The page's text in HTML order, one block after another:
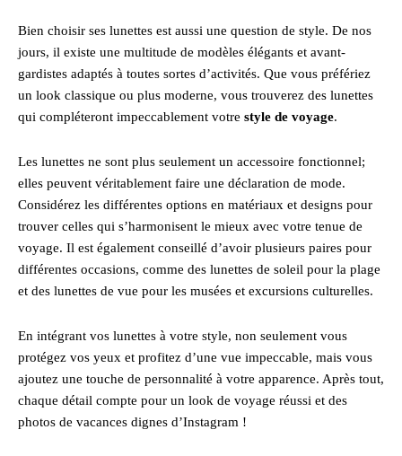
Bien choisir ses lunettes est aussi une question de style. De nos
jours, il existe une multitude de modèles élégants et avant-
gardistes adaptés à toutes sortes d’activités. Que vous préfériez
un look classique ou plus moderne, vous trouverez des lunettes
qui compléteront impeccablement votre style de voyage.
Les lunettes ne sont plus seulement un accessoire fonctionnel;
elles peuvent véritablement faire une déclaration de mode.
Considérez les différentes options en matériaux et designs pour
trouver celles qui s’harmonisent le mieux avec votre tenue de
voyage. Il est également conseillé d’avoir plusieurs paires pour
différentes occasions, comme des lunettes de soleil pour la plage
et des lunettes de vue pour les musées et excursions culturelles.
En intégrant vos lunettes à votre style, non seulement vous
protégez vos yeux et profitez d’une vue impeccable, mais vous
ajoutez une touche de personnalité à votre apparence. Après tout,
chaque détail compte pour un look de voyage réussi et des
photos de vacances dignes d’Instagram !